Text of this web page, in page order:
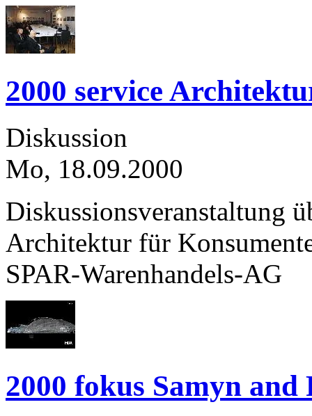
2000 service
Diskussion
Mo, 18.09.2000
Diskussionsveranstaltung
Architektur für
SPAR-Warenhandels-AG
2000 fokus Samyn and